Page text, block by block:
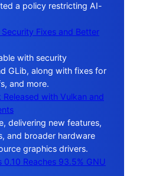
a policy restricting AI-
Fixes and Better
with security
GLib, along with fixes for
and more.
with Vulkan and
delivering new features,
and broader hardware
graphics drivers.
Reaches 93.5% GNU